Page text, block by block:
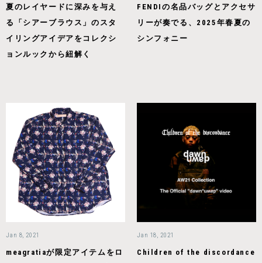
夏のレイヤードに深みを与え
る「シアーブラウス」のスタ
イリングアイデアをコレクシ
ョンルックから紐解く
FENDIの名品バッグとアクセサ
リーが奏でる、2025年春夏の
シンフォニー
Jan 8, 2021
meagratiaが限定アイテムをロ
Jan 18, 2021
Children of the discordance